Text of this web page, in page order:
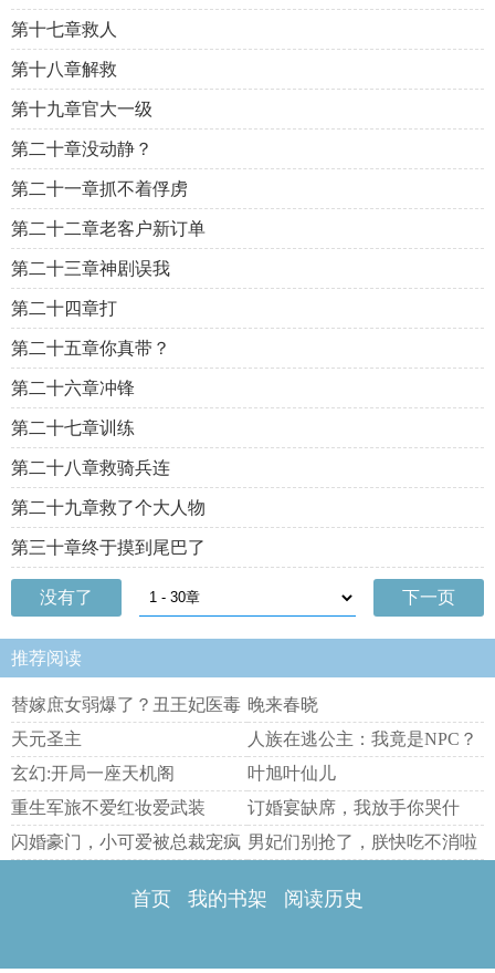
第十七章救人
第十八章解救
第十九章官大一级
第二十章没动静？
第二十一章抓不着俘虏
第二十二章老客户新订单
第二十三章神剧误我
第二十四章打
第二十五章你真带？
第二十六章冲锋
第二十七章训练
第二十八章救骑兵连
第二十九章救了个大人物
第三十章终于摸到尾巴了
没有了 下一页
推荐阅读
替嫁庶女弱爆了？丑王妃医毒
双绝
晚来春晓
天元圣主
人族在逃公主：我竟是NPC？
玄幻:开局一座天机阁
叶旭叶仙儿
重生军旅不爱红妆爱武装
订婚宴缺席，我放手你哭什
么？
闪婚豪门，小可爱被总裁宠疯 男妃们别抢了，朕快吃不消啦
首页 我的书架 阅读历史